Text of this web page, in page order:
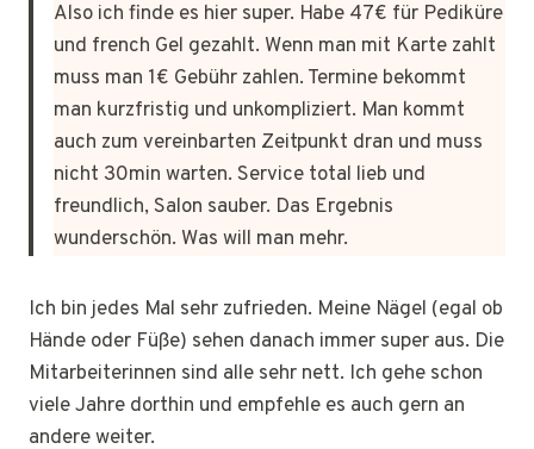
Also ich finde es hier super. Habe 47€ für Pediküre
und french Gel gezahlt. Wenn man mit Karte zahlt
muss man 1€ Gebühr zahlen. Termine bekommt
man kurzfristig und unkompliziert. Man kommt
auch zum vereinbarten Zeitpunkt dran und muss
nicht 30min warten. Service total lieb und
freundlich, Salon sauber. Das Ergebnis
wunderschön. Was will man mehr.
Ich bin jedes Mal sehr zufrieden. Meine Nägel (egal ob
Hände oder Füße) sehen danach immer super aus. Die
Mitarbeiterinnen sind alle sehr nett. Ich gehe schon
viele Jahre dorthin und empfehle es auch gern an
andere weiter.